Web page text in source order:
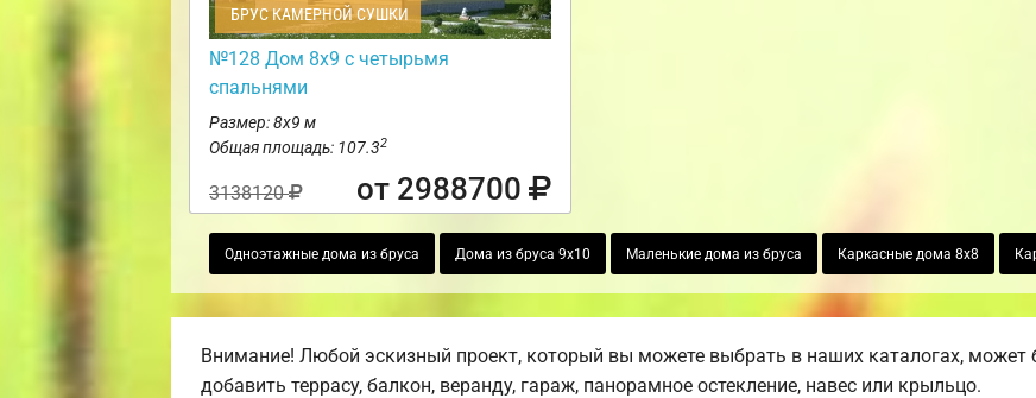
БРУС КАМЕРНОЙ СУШКИ
№128 Дом 8х9 с четырьмя
спальнями
Размер: 8х9 м
Общая площадь: 107.32
3138120 от 2988700
Одноэтажные дома из бруса Дома из бруса 9х10 Маленькие дома из бруса Каркасные дома 8х8
Внимание! Любой эскизный проект, который вы можете выбрать в наших каталогах,
добавить террасу, балкон, веранду, гараж, панорамное остекление, навес или крыльцо.